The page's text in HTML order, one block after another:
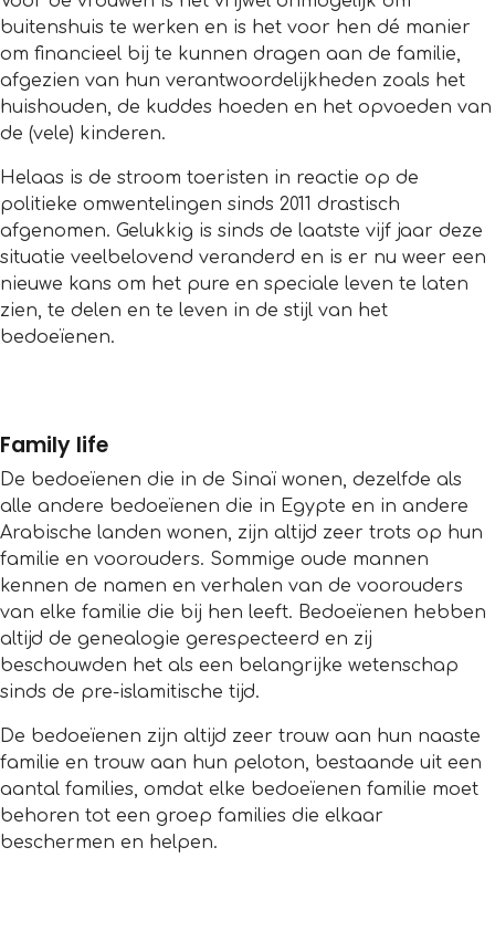
buitenshuis te werken en is het voor hen dé manier
om financieel bij te kunnen dragen aan de familie,
afgezien van hun verantwoordelijkheden zoals het
huishouden, de kuddes hoeden en het opvoeden van
de (vele) kinderen.
Helaas is de stroom toeristen in reactie op de
politieke omwentelingen sinds 2011 drastisch
afgenomen. Gelukkig is sinds de laatste vijf jaar deze
situatie veelbelovend veranderd en is er nu weer een
nieuwe kans om het pure en speciale leven te laten
zien, te delen en te leven in de stijl van het
bedoeïenen.
Family life
De bedoeïenen die in de Sinaï wonen, dezelfde als
alle andere bedoeïenen die in Egypte en in andere
Arabische landen wonen, zijn altijd zeer trots op hun
familie en voorouders. Sommige oude mannen
kennen de namen en verhalen van de voorouders
van elke familie die bij hen leeft. Bedoeïenen hebben
altijd de genealogie gerespecteerd en zij
beschouwden het als een belangrijke wetenschap
sinds de pre-islamitische tijd.
De bedoeïenen zijn altijd zeer trouw aan hun naaste
familie en trouw aan hun peloton, bestaande uit een
aantal families, omdat elke bedoeïenen familie moet
behoren tot een groep families die elkaar
beschermen en helpen.